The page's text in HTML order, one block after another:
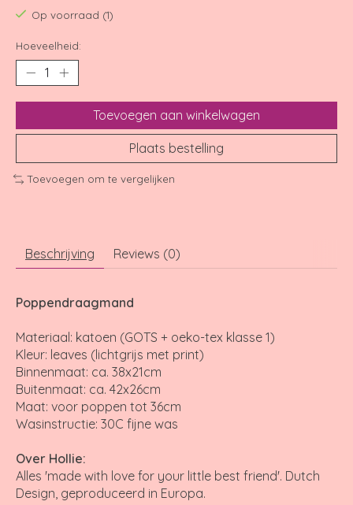
Op voorraad (1)
Hoeveelheid:
Toevoegen aan winkelwagen
Plaats bestelling
Toevoegen om te vergelijken
Beschrijving Reviews (0)
Poppendraagmand
Materiaal: katoen (GOTS + oeko-tex klasse 1)
Kleur: leaves (lichtgrijs met print)
Binnenmaat: ca. 38x21cm
Buitenmaat: ca. 42x26cm
Maat: voor poppen tot 36cm
Wasinstructie: 30C fijne was
Over Hollie:
Alles 'made with love for your little best friend'. Dutch
Design, geproduceerd in Europa.